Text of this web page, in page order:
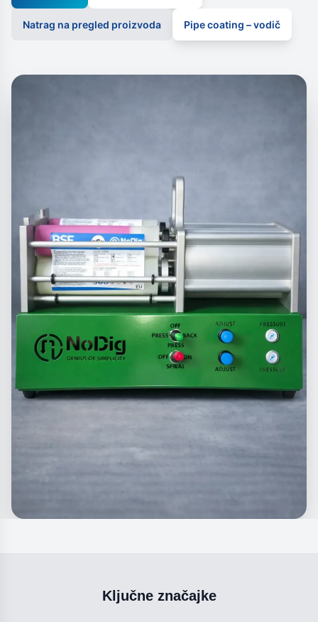
Natrag na pregled proizvoda Pipe coating – vodič
Ključne značajke